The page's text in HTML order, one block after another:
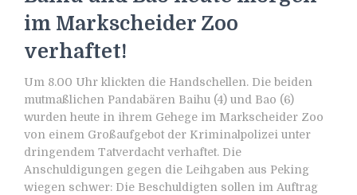
im Markscheider Zoo
verhaftet!
Um 8.00 Uhr klickten die Handschellen. Die beiden
mutmaßlichen Pandabären Baihu (4) und Bao (6)
wurden heute in ihrem Gehege im Markscheider Zoo
von einem Großaufgebot der Kriminalpolizei unter
dringendem Tatverdacht verhaftet. Die
Anschuldigungen gegen die Leihgaben aus Peking
wiegen schwer: Die Beschuldigten sollen im Auftrag